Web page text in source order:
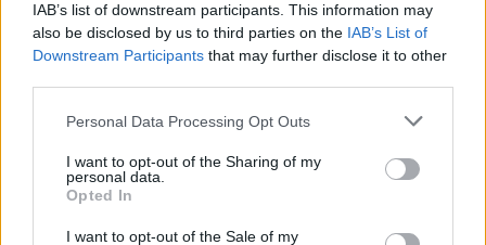
IAB’s list of downstream participants. This information may
also be disclosed by us to third parties on the IAB’s List of
Downstream Participants that may further disclose it to other
Please note that this website/app uses one or more Google
not limited to your visit or usage behaviour. You may click to
grant or deny consent to Google and its third-party tags to
use your data for below specified purposes in below Google
consent section.
Personal Data Processing Opt Outs
I want to opt-out of the Sharing of my
personal data.
Opted In
I want to opt-out of the Sale of my